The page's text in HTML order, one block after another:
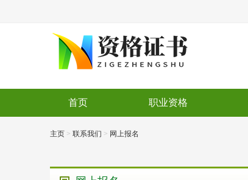
首页 职业资格
主页 > 联系我们 > 网上报名